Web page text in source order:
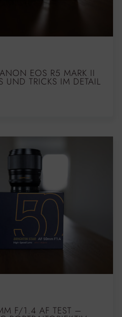
EOS R5 MARK II
UND TRICKS IM DETAIL
F/1.4 AF TEST –